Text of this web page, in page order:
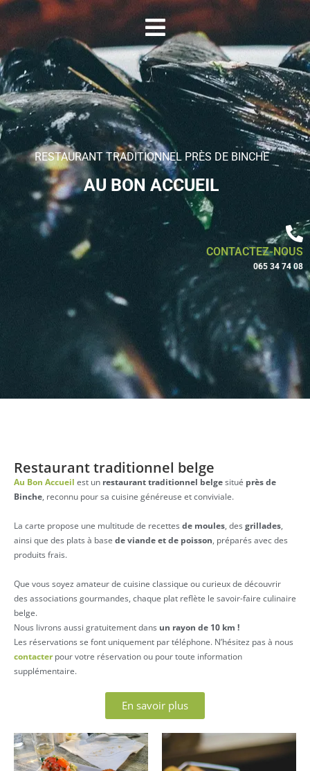
RESTAURANT TRADITIONNEL PRÈS DE BINCHE
AU BON ACCUEIL
CONTACTEZ-NOUS
065 34 74 08
Restaurant traditionnel belge
Au Bon Accueil est un restaurant traditionnel belgesitué près de
Binche, reconnu pour sa cuisine généreuse et conviviale.
La carte propose une multitude de recettes de moules, des grillades,
ainsi que des plats à base de viande et de poisson, préparés avec des
produits frais.
Que vous soyez amateur de cuisine classique ou curieux de découvrir
des associations gourmandes, chaque plat reflète le savoir-faire culinaire
belge.
Nous livrons aussi gratuitement dans un rayon de 10 km !
Les réservations se font uniquement par téléphone. N’hésitez pas à nous
contacter pour votre réservation ou pour toute information
supplémentaire.
En savoir plus